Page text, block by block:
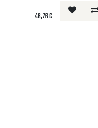
48,76€